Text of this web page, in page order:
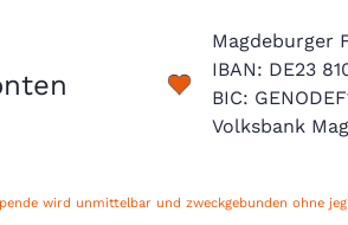
Magdeburger
IBAN: DE23
BIC:
Volksbank
wird unmittelbar und zweckgebunden ohne